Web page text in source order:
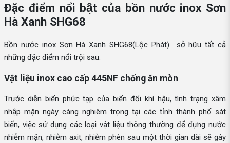
Đặc điểm nổi bật của bồn nước inox Sơn
Hà Xanh SHG68
Bồn nước inox Sơn Hà Xanh SHG68(Lộc Phát) sở hữu tất cả
những đặc điểm nổi trội sau:
Vật liệu inox cao cấp 445NF chống ăn mòn
Trước diễn biến phức tạp của biến đổi khí hậu, tình trạng xâm
nhập mặn ngày càng nghiêm trọng tại các tỉnh thành phố sát
biển, việc sử dụng các loại vật liệu thông thường để đựng nước
nhiễm mặn, nhiễm axit, nhiễm phèn sau một thời gian dài sẽ gây